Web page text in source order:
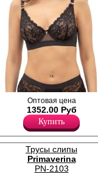
Бюстгальтер дублированный
на стане, на каркасах. Чашки
декорированы эластичным
кружевом, края усилены
эластичной тесьмой.
Бретели регулируются по
длине, несъемные.
Полиамид 88%
Эластан 12%
Оптовая цена
1352.00 Руб
Купить
Трусы слипы
Primaverina
PN-2103